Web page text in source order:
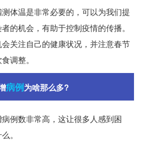
体温是非常必要的，可以为我们提
的机会，有助于控制疫情的传播。
关注自己的健康状况，并注意春节
调整。
病例为啥那么多?
例数非常高，这让很多人感到困
。